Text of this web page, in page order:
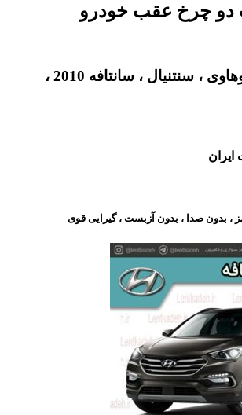
دو چرخ عقب خودرو
سورنتو 2010 ، موهاوی ، سنتنیال ، سانتافه 2010 ،
ایران
، بدون صدا ، بدون آزبست ، گیرایی قوی​